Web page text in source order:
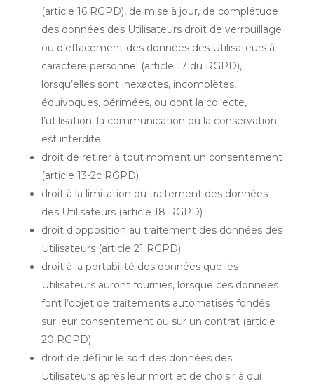
(article 16 RGPD), de mise à jour, de complétude
des données des Utilisateurs droit de verrouillage
ou d’effacement des données des Utilisateurs à
caractère personnel (article 17 du RGPD),
lorsqu’elles sont inexactes, incomplètes,
équivoques, périmées, ou dont la collecte,
l’utilisation, la communication ou la conservation
est interdite
droit de retirer à tout moment un consentement
(article 13-2c RGPD)
droit à la limitation du traitement des données
des Utilisateurs (article 18 RGPD)
droit d’opposition au traitement des données des
Utilisateurs (article 21 RGPD)
droit à la portabilité des données que les
Utilisateurs auront fournies, lorsque ces données
font l’objet de traitements automatisés fondés
sur leur consentement ou sur un contrat (article
20 RGPD)
droit de définir le sort des données des
Utilisateurs après leur mort et de choisir à qui